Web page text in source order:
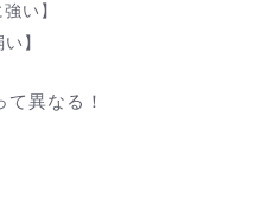
い】
】
異なる！